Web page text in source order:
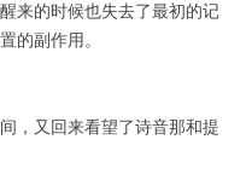
来的时候也失去了最初的记
的副作用。
，又回来看望了诗音那和提